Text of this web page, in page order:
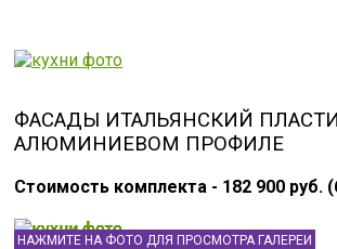
ФАСАДЫ ИТАЛЬЯНСКИЙ
АЛЮМИНИЕВОМ ПРОФИЛЕ
Стоимость комплекта - 182 900 руб.
НАЖМИТЕ НА ФОТО ДЛЯ ПРОСМОТРА ГАЛЕРЕИ